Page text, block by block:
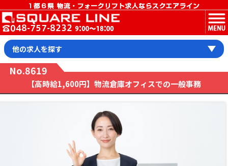
MENU
他の求人を探す
No.8619
【高時給1,600円】物流倉庫オフィスでの一般事務